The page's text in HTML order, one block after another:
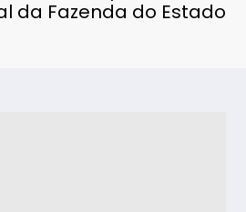
da Fazenda do Estado